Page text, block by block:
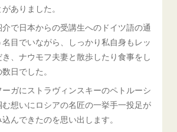
ありました。
で日本からの受講生へのドイツ語の通
目でいながら、しっかり私自身もレッ
、ナウモフ夫妻と散歩したり食事をし
日でした。
ガにストラヴィンスキーのペトルーシ
む想いにロシアの名匠の一挙手一投足が
んできたのを思い出します。